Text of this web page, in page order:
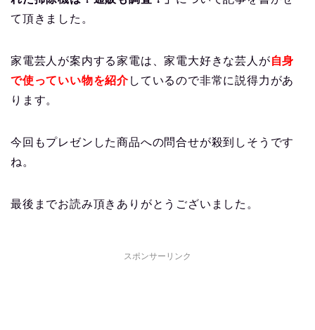
て頂きました。
家電芸人が案内する家電は、家電大好きな芸人が自身
で使っていい物を紹介しているので非常に説得力があ
ります。
今回もプレゼンした商品への問合せが殺到しそうです
ね。
最後までお読み頂きありがとうございました。
スポンサーリンク